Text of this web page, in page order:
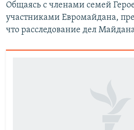
Общаясь с членами семей
участниками Евромайдана,
что расследование дел